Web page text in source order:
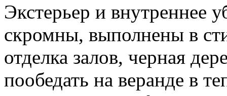
Экстерьер и внутреннее
скромны, выполнены в
отделка залов, черная
пообедать на веранде в